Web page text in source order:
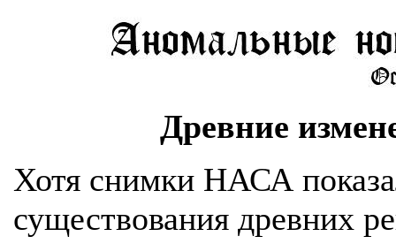
Древние
Хотя снимки НАСА
существования древних